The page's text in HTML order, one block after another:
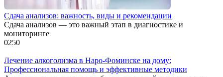
Сдача анализов: важность, виды и рекомендации
Сдача анализов — это важный этап в диагностике и
мониторинге
0250
Лечение алкоголизма в Наро-Фоминске на дому:
Профессиональная помощь и эффективные методики